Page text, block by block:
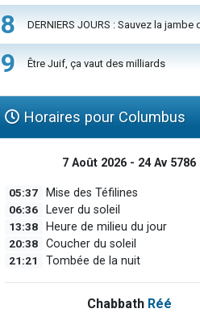
8 DERNIERS JOURS : Sauvez la jambe
9 Être Juif, ça vaut des milliards
Horaires pour Columbus
7 Août 2026 - 24 Av 5786
05:37 Mise des Téfilines
06:36 Lever du soleil
13:38 Heure de milieu du jour
20:38 Coucher du soleil
21:21 Tombée de la nuit
Chabbath Réé